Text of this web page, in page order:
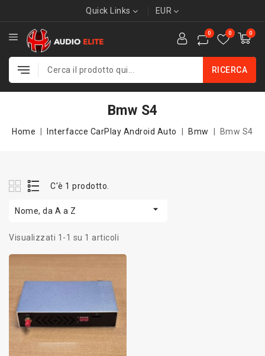
Quick Links EUR
0
0
0
RICERCA
Bmw S4
Home Interfacce CarPlay Android Auto Bmw Bmw S4
C'è 1 prodotto.
Nome, da A a Z 
Visualizzati 1-1 su 1 articoli